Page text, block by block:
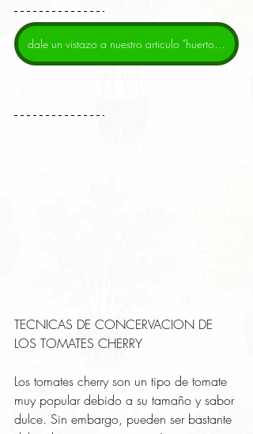
dale un vistazo a nuestro articulo "huertos en poco espacio"
TECNICAS DE CONCERVACION DE
LOS TOMATES CHERRY
Los tomates cherry son un tipo de tomate
muy popular debido a su tamaño y sabor
dulce. Sin embargo, pueden ser bastante